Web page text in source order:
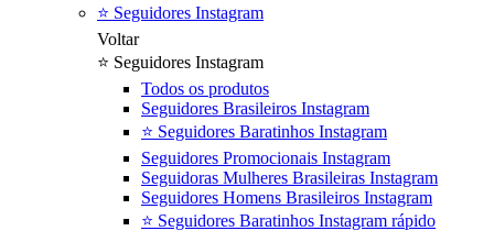
⭐ Seguidores Instagram
Voltar
⭐ Seguidores Instagram
Todos os produtos
Seguidores Brasileiros Instagram
⭐ Seguidores Baratinhos Instagram
Seguidores Promocionais Instagram
Seguidoras Mulheres Brasileiras Instagram
Seguidores Homens Brasileiros Instagram
⭐ Seguidores Baratinhos Instagram rápido